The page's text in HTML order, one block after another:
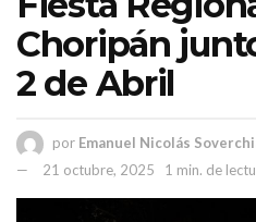
Choripán
2 de Abril
por Emanuel Nicolás
21 octubre, 2025
1 min. de